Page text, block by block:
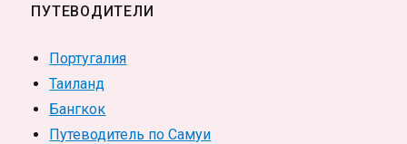
ПУТЕВОДИТЕЛИ
Португалия
Таиланд
Бангкок
Путеводитель по Самуи